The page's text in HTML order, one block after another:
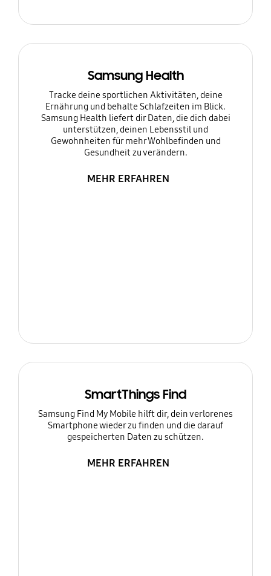
Samsung Health
Tracke deine sportlichen Aktivitäten, deine
Ernährung und behalte Schlafzeiten im Blick.
Samsung Health liefert dir Daten, die dich dabei
unterstützen, deinen Lebensstil und
Gewohnheiten für mehr Wohlbefinden und
Gesundheit zu verändern.
MEHR ERFAHREN
SmartThings Find
Samsung Find My Mobile hilft dir, dein verlorenes
Smartphone wieder zu finden und die darauf
gespeicherten Daten zu schützen.
MEHR ERFAHREN